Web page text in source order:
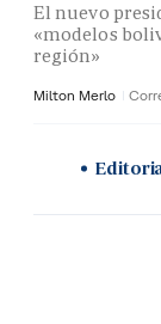
El nuevo
«modelos
región»
Milton Merlo